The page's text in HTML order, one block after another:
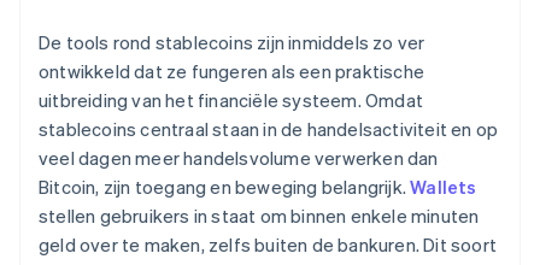
De tools rond stablecoins zijn inmiddels zo ver
ontwikkeld dat ze fungeren als een praktische
uitbreiding van het financiële systeem. Omdat
stablecoins centraal staan in de handelsactiviteit en op
veel dagen meer handelsvolume verwerken dan
Bitcoin, zijn toegang en beweging belangrijk.Wallets
stellen gebruikers in staat om binnen enkele minuten
geld over te maken, zelfs buiten de bankuren. Dit soort